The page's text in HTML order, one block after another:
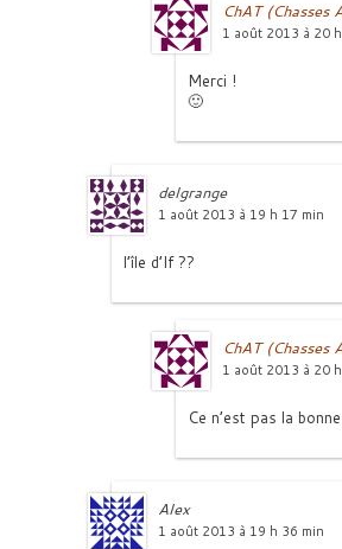
ChAT (Chasses
1 août 2013 à 20
Merci !
🙂
delgrange
1 août 2013 à 19 h 17 min
l’île d’If ??
ChAT (Chasses
1 août 2013 à 20
Ce n’est pas la
Alex
1 août 2013 à 19 h 36 min